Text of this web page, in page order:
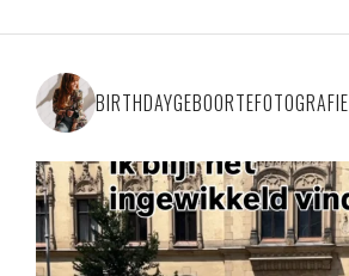
BIRTHDAYGEBOORTEFOTOGRAFIE